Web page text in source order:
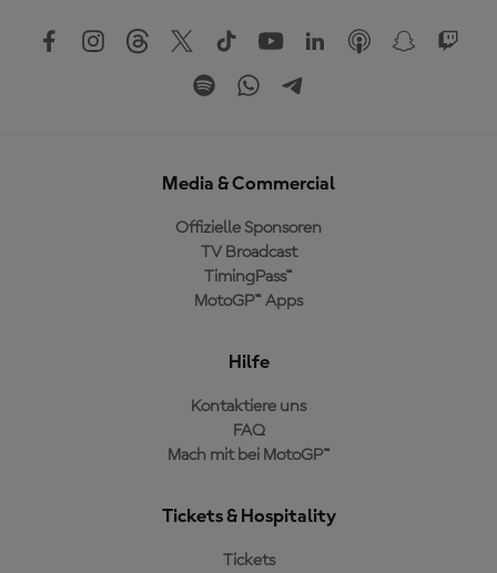
Media & Commercial
Offizielle Sponsoren
TV Broadcast
TimingPass™
MotoGP™ Apps
Hilfe
Kontaktiere uns
FAQ
Mach mit bei MotoGP™
Tickets & Hospitality
Tickets